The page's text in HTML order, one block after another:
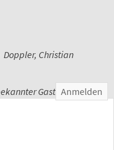
Doppler, Christian
Gast Anmelden